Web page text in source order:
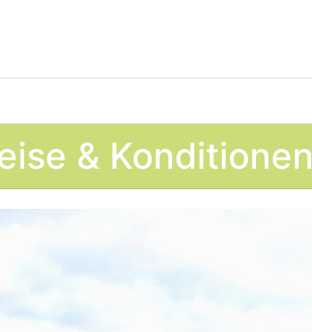
& Konditionen